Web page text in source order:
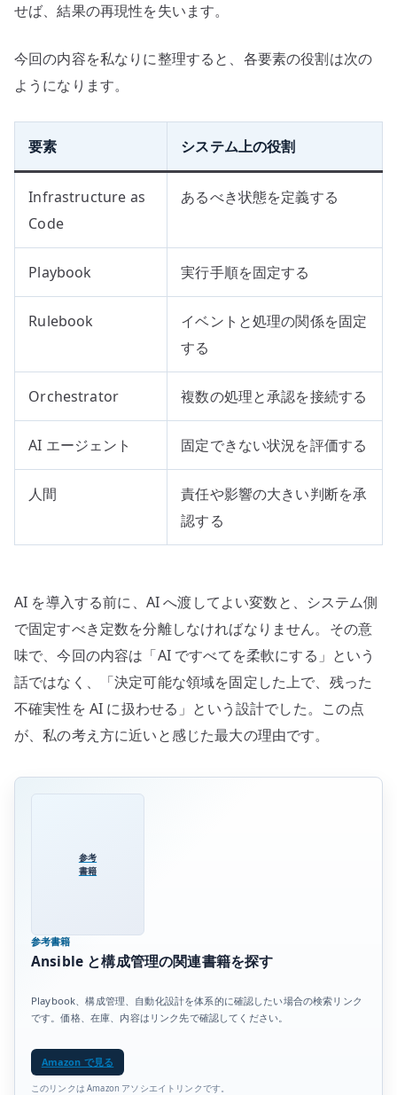
せば、結果の再現性を失います。
今回の内容を私なりに整理すると、各要素の役割は次の
ようになります。
要素 システム上の役割
Infrastructure as
Code
あるべき状態を定義する
Playbook 実行手順を固定する
Rulebook
イベントと処理の関係を固定
する
Orchestrator 複数の処理と承認を接続する
AI エージェント 固定できない状況を評価する
人間
責任や影響の大きい判断を承
認する
AI を導入する前に、AI へ渡してよい変数と、システム側
で固定すべき定数を分離しなければなりません。その意
味で、今回の内容は「AI ですべてを柔軟にする」という
話ではなく、「決定可能な領域を固定した上で、残った
不確実性を AI に扱わせる」という設計でした。この点
が、私の考え方に近いと感じた最大の理由です。
参考
書籍
参考書籍
Ansible と構成管理の関連書籍を探す
Playbook、構成管理、自動化設計を体系的に確認したい場合の検索リンク
です。価格、在庫、内容はリンク先で確認してください。
Amazon で見る
このリンクは Amazon アソシエイトリンクです。